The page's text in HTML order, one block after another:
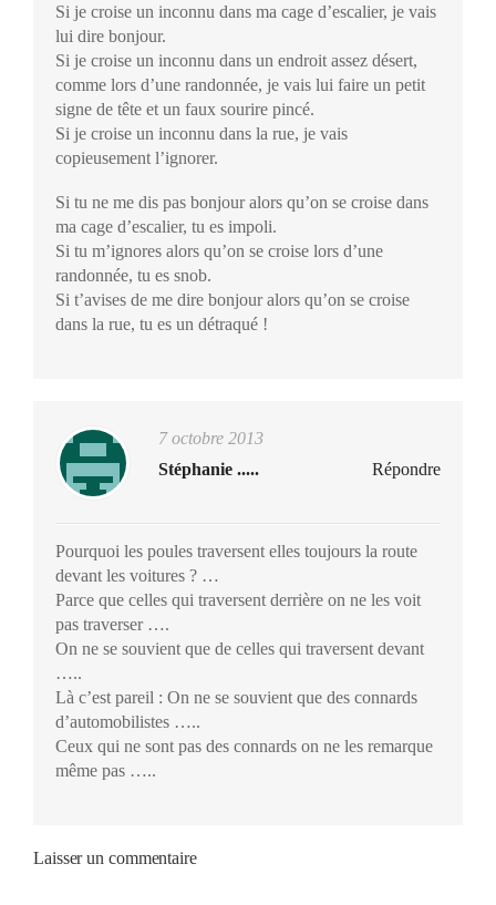
Si je croise un inconnu dans ma cage d’escalier, je vais
lui dire bonjour.
Si je croise un inconnu dans un endroit assez désert,
comme lors d’une randonnée, je vais lui faire un petit
signe de tête et un faux sourire pincé.
Si je croise un inconnu dans la rue, je vais
copieusement l’ignorer.
Si tu ne me dis pas bonjour alors qu’on se croise dans
ma cage d’escalier, tu es impoli.
Si tu m’ignores alors qu’on se croise lors d’une
randonnée, tu es snob.
Si t’avises de me dire bonjour alors qu’on se croise
dans la rue, tu es un détraqué !
7 octobre 2013
Stéphanie .....
Répondre
Pourquoi les poules traversent elles toujours la route
devant les voitures ? …
Parce que celles qui traversent derrière on ne les voit
pas traverser ….
On ne se souvient que de celles qui traversent devant
…..
Là c’est pareil : On ne se souvient que des connards
d’automobilistes …..
Ceux qui ne sont pas des connards on ne les remarque
même pas …..
Laisser un commentaire